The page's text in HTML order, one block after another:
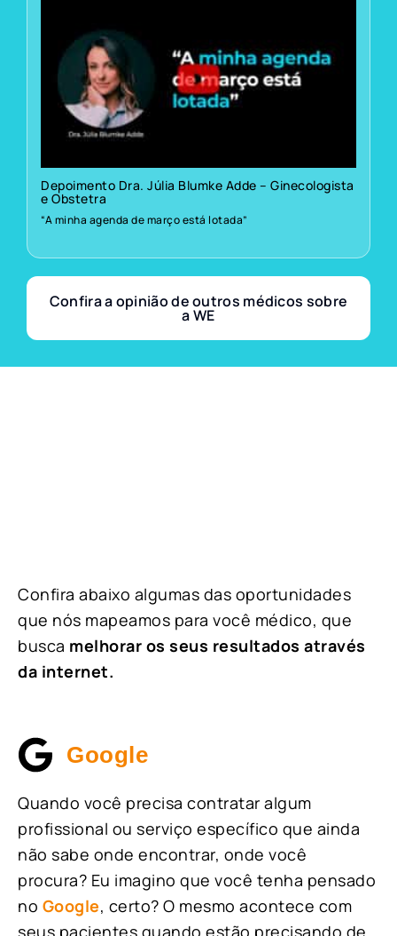
Depoimento Dra. Júlia Blumke Adde – Ginecologista
e Obstetra
“A minha agenda de março está lotada”
Confira a opinião de outros médicos sobre
a WE
Confira abaixo algumas das oportunidades
que nós mapeamos para você médico, que
busca melhorar os seus resultados através
da internet.
Google
Quando você precisa contratar algum
profissional ou serviço específico que ainda
não sabe onde encontrar, onde você
procura? Eu imagino que você tenha pensado
no Google, certo? O mesmo acontece com
seus pacientes quando estão precisando de